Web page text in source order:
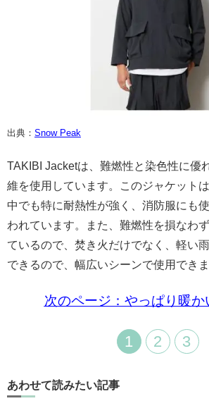
出典： Snow Peak
TAKIBI Jacketは、難燃性と染色性に優
維を使用しています。このジャケット
中でも特に耐熱性が強く、消防服にも
われています。また、難燃性を損なわ
ているので、焚き火だけでなく、軽い
できるので、幅広いシーンで使用できま
次のページ：やっぱり暖か
1 2 3
あわせて読みたい記事